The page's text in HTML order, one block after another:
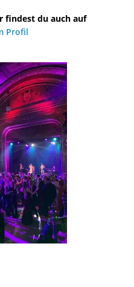
findest du auch auf
Profil